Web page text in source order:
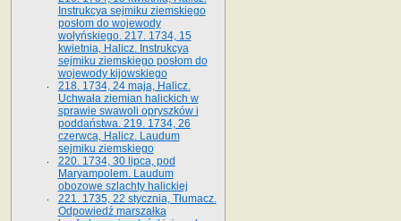
Instrukcya sejmiku ziemskiego
posłom do wojewody
wołyńskiego. 217. 1734, 15
kwietnia, Halicz. Instrukcya
sejmiku ziemskiego posłom do
wojewody kijowskiego
218. 1734, 24 maja, Halicz.
Uchwała ziemian halickich w
sprawie swawoli opryszków i
poddaństwa. 219. 1734, 26
czerwca, Halicz. Laudum
sejmiku ziemskiego
220. 1734, 30 lipca, pod
Maryampolem. Laudum
obozowe szlachty halickiej
221. 1735, 22 stycznia, Tłumacz.
Odpowiedź marszałka